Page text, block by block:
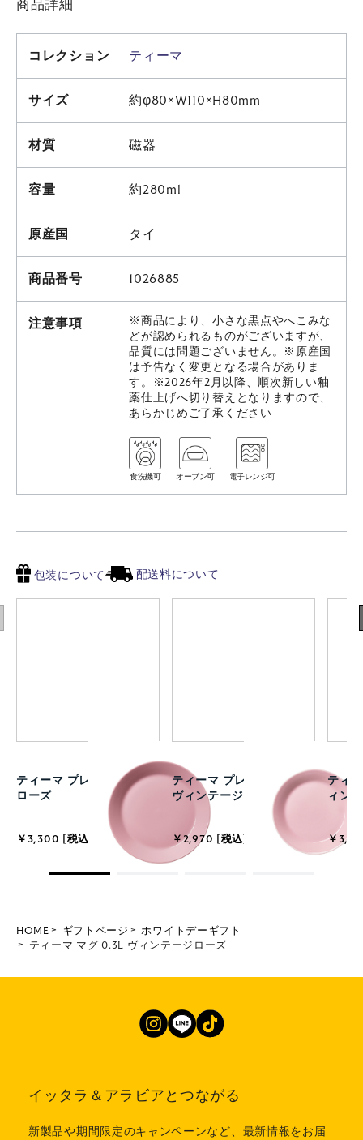
商品詳細
コレクション ティーマ
サイズ 約φ80×W110×H80mm
材質 磁器
容量 約280ml
原産国 タイ
商品番号 1026885
注意事項
※商品により、小さな黒点やへこみな
どが認められるものがございますが、
品質には問題ございません。※原産国
は予告なく変更となる場合がありま
す。※2026年2月以降、順次新しい釉
薬仕上げへ切り替えとなりますので、
あらかじめご了承ください
食洗機可 オーブン可 電子レンジ可
包装について 配送料について
ティーマ プレート 21cm
ローズ
￥3,300 [税込]
ティーマ プレート 17cm
ヴィンテージローズ
￥2,970 [税込]
ティ
ィン
￥
HOME ギフトページ
ホワイトデーギフト
ティーマ マグ 0.3L ヴィンテージローズ
イッタラ＆アラビアとつながる
新製品や期間限定のキャンペーンなど、最新情報をお届